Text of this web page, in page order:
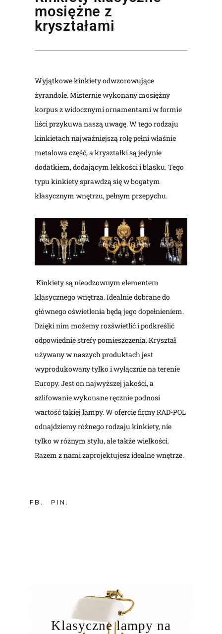
mosiężne z
kryształami
Wyjątkowekinkietyodwzorowujące
żyrandole. Misternie wykonany mosiężny
korpus z widocznymi ornamentami w formie
liści przykuwa naszą uwagę. W tego rodzaju
kinkietach najważniejszą rolę pełni właśnie
metalowa część, a kryształki są jedynie
dodatkiem, dodającym lekkości i blasku. Tego
typu kinkiety sprawdzą się w bogatym
klasycznym wnętrzu, pełnym przepychu.
Kinkiety są nieodzownym elementem
klasycznego wnętrza. Idealnie dobrane do
głównego oświetlenia będą jego dopełnieniem.
Dzięki nim możemy rozświetlić i podkreślić
odpowiednie strefy pomieszczenia. Kryształ
używany w naszych produktach jest
wyprodukowany tylko i wyłącznie na terenie
Europy. Jest on najwyższej jakości, a
szlifowanie wykonane ręcznie podnosi
wartość takiej lampy. W ofercie firmy RAD-POL
odnajdziemy różnego rodzaju kinkiety, nie
tylko w różnym stylu, ale także wielkości.
Razem z nami zaprojektujesz idealne wnętrze.
FB PIN
Klasyczne lampy na